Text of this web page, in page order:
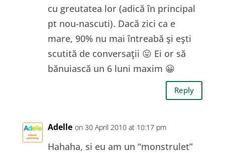
cu greutatea lor (adică în principal
pt nou-nascuti). Dacă zici ca e
mare, 90% nu mai întreabă şi eşti
scutită de conversaţii 😛 Ei or să
bănuiască un 6 luni maxim 😀
Reply
Adelle on 30 April 2010 at 10:17 pm
Hahaha, si eu am un “monstrulet”